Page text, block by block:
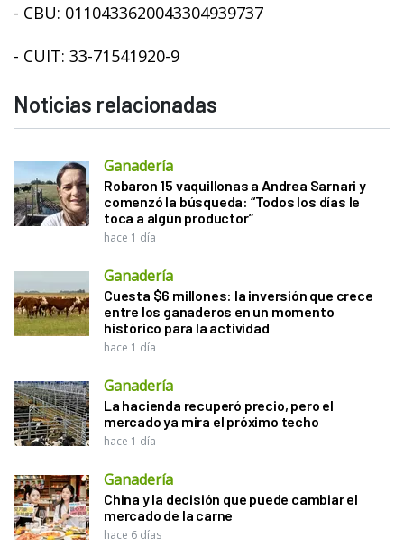
- CBU: 0110433620043304939737
- CUIT: 33-71541920-9
Noticias relacionadas
Ganadería
Robaron 15 vaquillonas a Andrea Sarnari y
comenzó la búsqueda: “Todos los días le
toca a algún productor”
hace 1 día
Ganadería
Cuesta $6 millones: la inversión que crece
entre los ganaderos en un momento
histórico para la actividad
hace 1 día
Ganadería
La hacienda recuperó precio, pero el
mercado ya mira el próximo techo
hace 1 día
Ganadería
China y la decisión que puede cambiar el
mercado de la carne
hace 6 días